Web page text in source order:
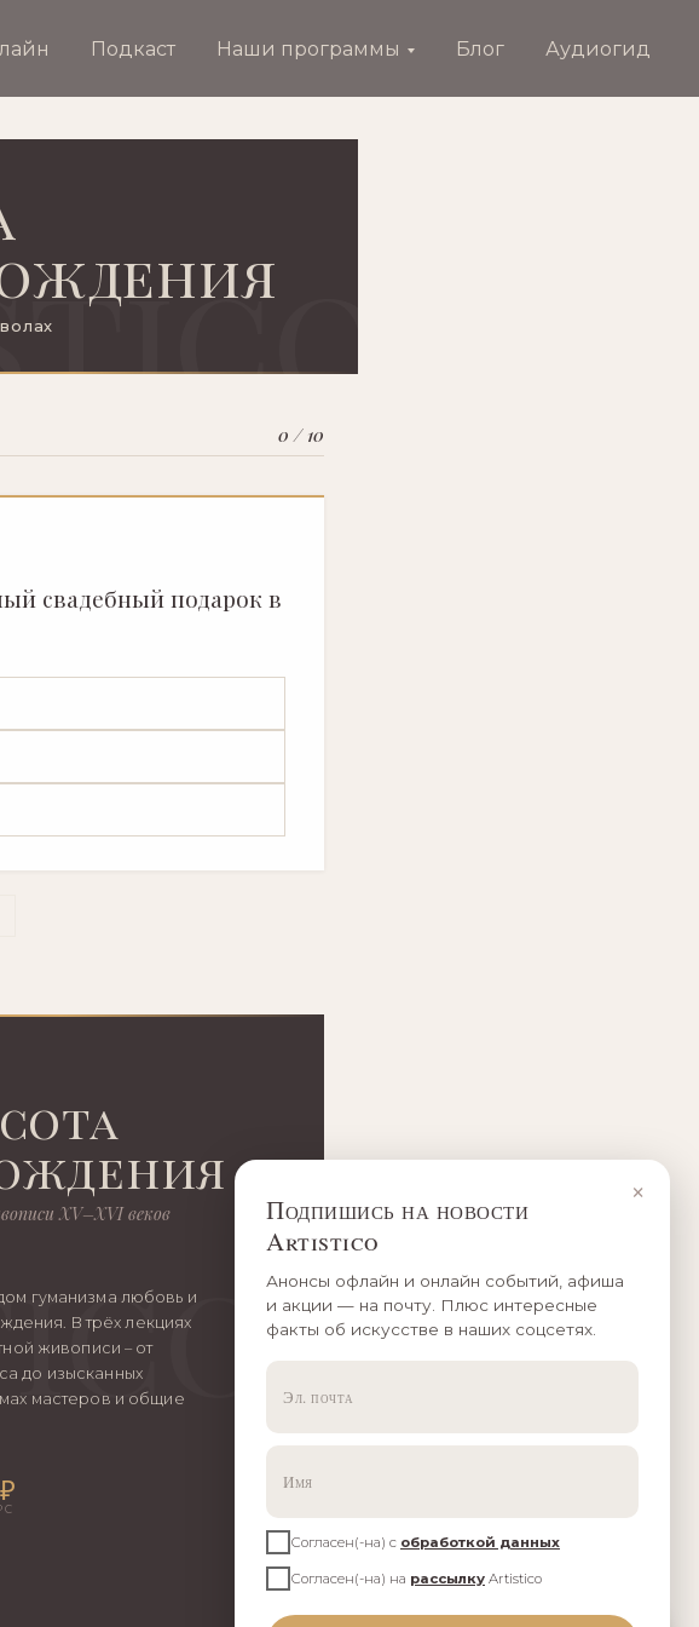
Подкаст Наши программы Блог Аудиогид
×
Подпишись на новости
Artistico
Анонсы офлайн и онлайн событий, афиша
и акции — на почту. Плюс интересные
факты об искусстве в наших соцсетях.
Согласен(-на) с обработкой данных
Согласен(-на) на рассылку Artistico
0 / 10
свадебный подарок в
XV–XVI веков
гуманизма любовь и
В трёх лекциях
живописи – от
до изысканных
мастеров и общие